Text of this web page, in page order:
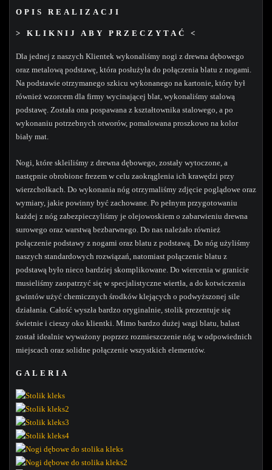
OPIS REALIZACJI
> KLIKNIJ ABY PRZECZYTAĆ <
Dla jednej z naszych Klientek wykonaliśmy nogi z drewna dębowego
oraz metalową podstawę, która posłużyła do połączenia blatu z nogami.
Na podstawie otrzymanego szkicu wykonanego na kartonie, który był
również wzorcem dla firmy wycinającej blat, wykonaliśmy stalową
podstawę. Została ona pospawana z kształtownika stalowego, a po
wykonaniu potrzebnych otworów, pomalowana proszkowo na kolor
biały mat.
Nogi, które skleiliśmy z drewna dębowego, zostały wytoczone, a
następnie obrobione frezem w celu zaokrąglenia ich krawędzi przy
wierzchołkach. Do wykonania nóg otrzymaliśmy zdjęcie poglądowe oraz
wymiary, jakie powinny być zachowane. Po pełnym przygotowaniu
każdej z nóg zabezpieczyliśmy je olejowoskiem o zabarwieniu drewna
surowego oraz warstwą bezbarwnego. Do nas należało również
połączenie podstawy z nogami oraz blatu z podstawą. Do nóg użyliśmy
naszych standardowych rozwiązań, natomiast połączenie blatu z
podstawą było nieco bardziej skomplikowane. Do wiercenia w granicie
musieliśmy zaopatrzyć się w specjalistyczne wiertła, a do kotwiczenia
gwintów użyć chemicznych środków klejących o podwyższonej sile
działania. Całość wyszła bardzo oryginalnie, stolik prezentuje się
świetnie i cieszy oko klientki. Mimo bardzo dużej wagi blatu, balast
został idealnie wyważony poprzez rozmieszczenie nóg w odpowiednich
miejscach oraz solidne połączenie wszystkich elementów.
GALERIA